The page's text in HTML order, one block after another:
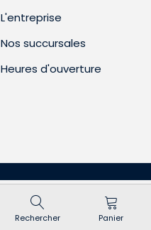
Rechercher Panier
L'entreprise
Nos succursales
Heures d'ouverture